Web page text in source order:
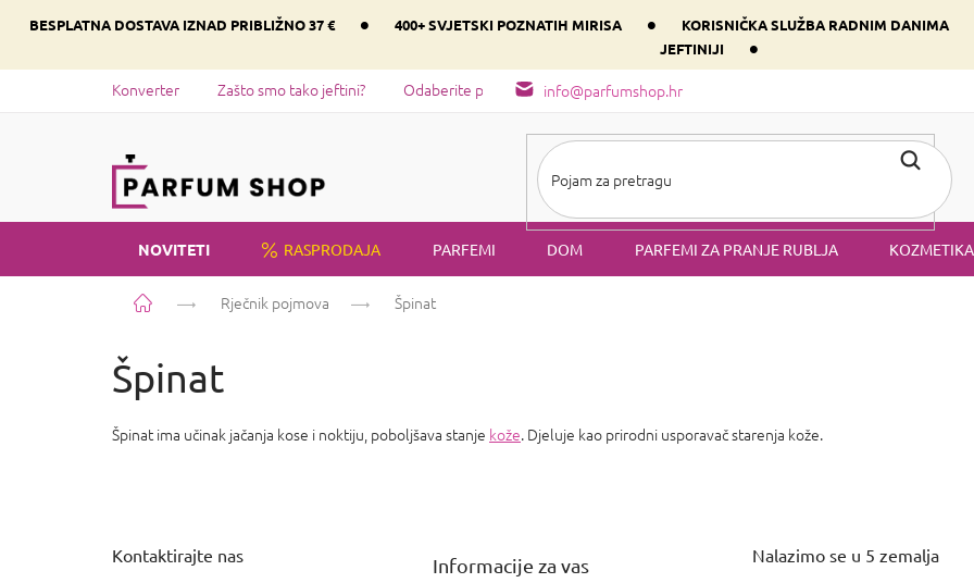
BESPLATNA DOSTAVA IZNAD PRIBLIŽNO 37 € • 400+ SVJETSKI POZNATIH MIRISA • KORISNIČKA SLUŽBA RADNIM DANIMA
JEFTINIJI
•
info@parfumshop.hr
Konverter Zašto smo tako jeftini? Odaberite parfem svog srca prema dominantnoj komponenti
NOVITETI RASPRODAJA PARFEMI DOM PARFEMI ZA PRANJE RUBLJA KOZMETIKA
Početna Rječnik pojmova Špinat
Špinat
Špinat ima učinak jačanja kose i noktiju, poboljšava stanje kože. Djeluje kao prirodni usporavač starenja kože.
Kontaktirajte nas Informacije za vas
Nalazimo se u 5 zemalja